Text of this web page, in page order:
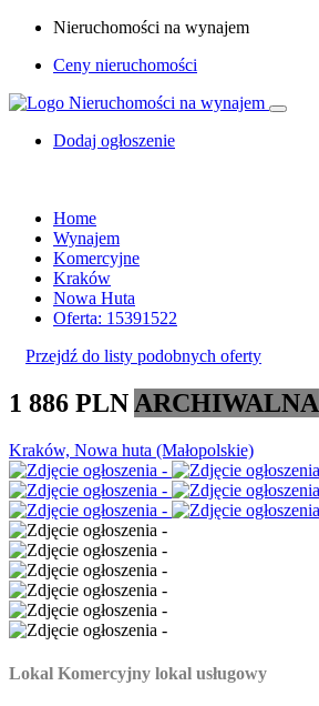
Nieruchomości na wynajem
Ceny nieruchomości
Dodaj ogłoszenie
Home
Wynajem
Komercyjne
Kraków
Nowa Huta
Oferta: 15391522
Przejdź do listy podobnych oferty
1 886 PLN ARCHIWALNA
Kraków, Nowa huta (Małopolskie)
Lokal Komercyjny lokal usługowy